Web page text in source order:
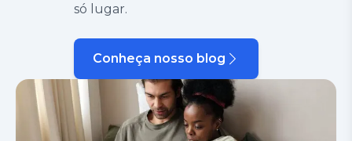
só lugar.
Conheça nosso blog